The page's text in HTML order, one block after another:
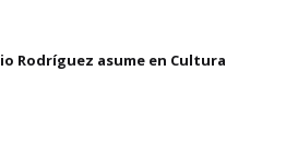
Rodríguez asume en Cultura